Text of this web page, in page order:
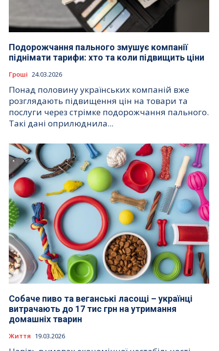
Подорожчання пального змушує компанії
піднімати тарифи: хто та коли підвищить ціни
Гроші 24.03.2026
Понад половину українських компаній вже
розглядають підвищення цін на товари та
послуги через стрімке подорожчання пального.
Такі дані оприлюднила...
Собаче пиво та веганські ласощі – українці
витрачають до 17 тис грн на утримання
домашніх тварин
Життя 19.03.2026